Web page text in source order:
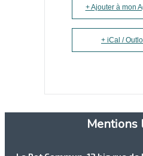
+ Ajouter à mon
+ iCal /
Mentions